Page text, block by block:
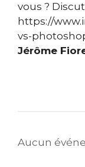
vous ?
https://
vs-
Jérôme
Aucun